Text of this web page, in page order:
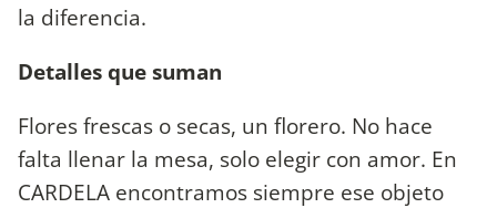
la diferencia.
Detalles que suman
Flores frescas o secas, un florero. No hace
falta llenar la mesa, solo elegir con amor. En
CARDELA encontramos siempre ese objeto